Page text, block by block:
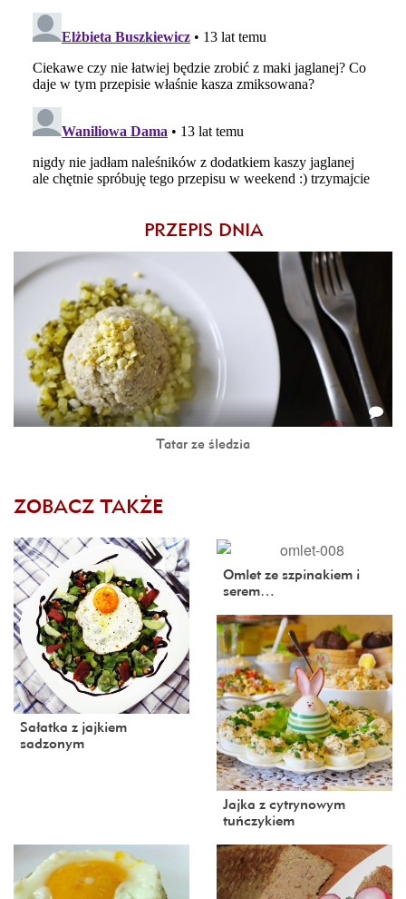
PRZEPIS DNIA
Tatar ze śledzia
ZOBACZ TAKŻE
Sałatka z jajkiem
sadzonym
Omlet ze szpinakiem i
serem…
Jajka z cytrynowym
tuńczykiem